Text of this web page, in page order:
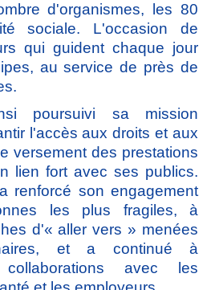
d'organismes, les 80
sociale. L'occasion de
qui guident chaque jour
au service de près de
poursuivi sa mission
l'accès aux droits et aux
versement des prestations
lien fort avec ses publics.
renforcé son engagement
les plus fragiles, à
d'« aller vers » menées
et a continué à
avec les